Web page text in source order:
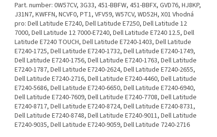
Part. number: 0W57CV, 3G33, 451-BBFW, 451-BBFX, GVD76, HJ8KP,
J31N7, KWFFN, NCVF0, PT1, VFV59, W57CV, WD52H, X01 Vhodná
pro: Dell Latitude E7240, Dell Latitude E7250, Dell Latitude 12
7000, Dell Latitude 12 7000-E7240, Dell Latitude E7240 12.5, Dell
Latitude E7240 TOUCH, Dell Latitude E7240-1403, Dell Latitude
E7240-1725, Dell Latitude E7240-1732, Dell Latitude E7240-1749,
Dell Latitude E7240-1756, Dell Latitude E7240-1763, Dell Latitude
E7240-1787, Dell Latitude E7240-2624, Dell Latitude E7240-2655,
Dell Latitude E7240-2716, Dell Latitude E7240-4460, Dell Latitude
E7240-5686, Dell Latitude E7240-6650, Dell Latitude E7240-6940,
Dell Latitude E7240-7609, Dell Latitude E7240-7708, Dell Latitude
E7240-8717, Dell Latitude E7240-8724, Dell Latitude E7240-8731,
Dell Latitude E7240-8748, Dell Latitude E7240-9011, Dell Latitude
E7240-9035, Dell Latitude E7240-9059, Dell Latitude 7240-2716